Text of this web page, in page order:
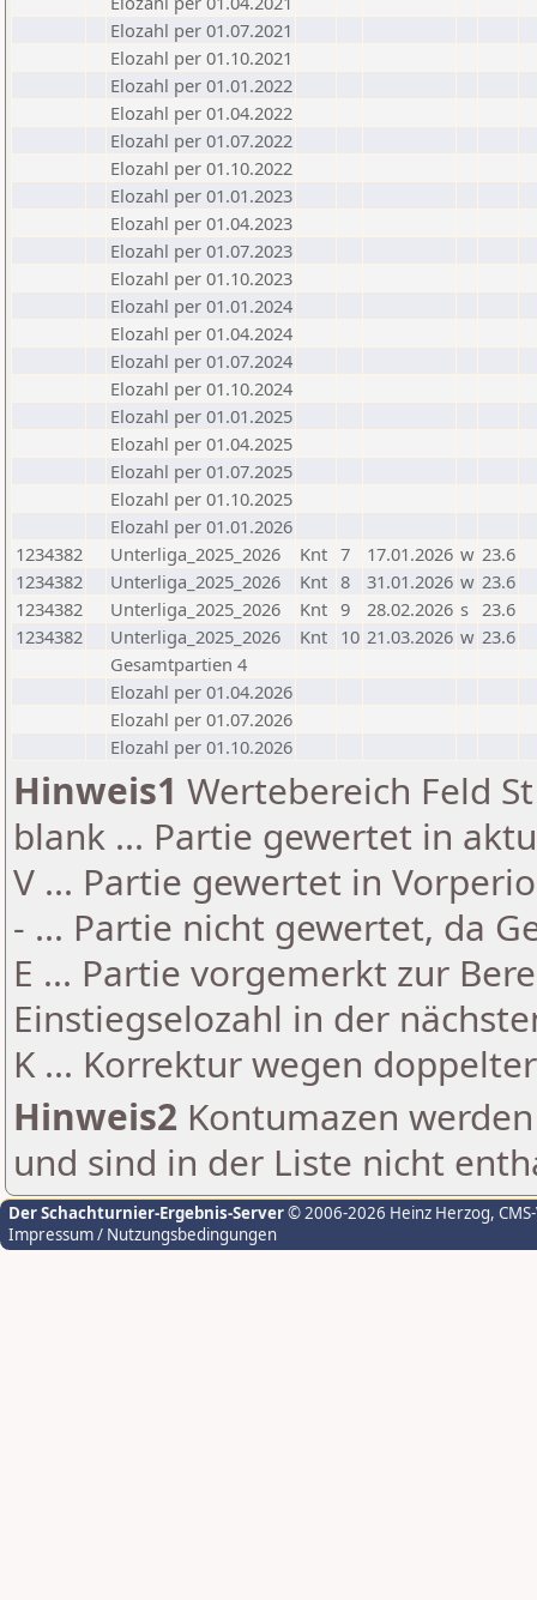
Elozahl per 01.07.2021
Elozahl per 01.10.2021
Elozahl per 01.01.2022
Elozahl per 01.04.2022
Elozahl per 01.07.2022
Elozahl per 01.10.2022
Elozahl per 01.01.2023
Elozahl per 01.04.2023
Elozahl per 01.07.2023
Elozahl per 01.10.2023
Elozahl per 01.01.2024
Elozahl per 01.04.2024
Elozahl per 01.07.2024
Elozahl per 01.10.2024
Elozahl per 01.01.2025
Elozahl per 01.04.2025
Elozahl per 01.07.2025
Elozahl per 01.10.2025
Elozahl per 01.01.2026
1234382
Unterliga_2025_2026 Knt 7 17.01.2026 w 23.6
1234382
Unterliga_2025_2026 Knt 8 31.01.2026 w 23.6
1234382
Unterliga_2025_2026 Knt 9 28.02.2026 s 23.6
1234382
Unterliga_2025_2026 Knt 10 21.03.2026 w 23.6
Gesamtpartien 4
Elozahl per 01.04.2026
Elozahl per 01.07.2026
Elozahl per 01.10.2026
Hinweis1 Wertebereich Feld
blank ... Partie gewertet in
V ... Partie gewertet in
- ... Partie nicht gewertet, da
E ... Partie vorgemerkt zur
Einstiegselozahl in der
K ... Korrektur wegen
Hinweis2 Kontumazen
und sind in der Liste nicht
Der Schachturnier-Ergebnis-Server© 2006-2026 Heinz Herzog,
Impressum / Nutzungsbedingungen